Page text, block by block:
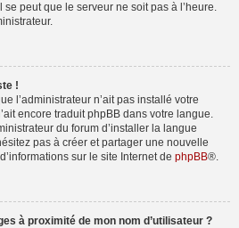
se peut que le serveur ne soit pas à l’heure.
!
l’administrateur n’ait pas installé votre
encore traduit phpBB dans votre langue.
du forum d’installer la langue
pas à créer et partager une nouvelle
sur le site Internet de phpBB®.
à proximité de mon nom d’utilisateur ?